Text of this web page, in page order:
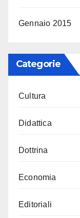
Gennaio 2015
Categorie
Cultura
Didattica
Dottrina
Economia
Editoriali